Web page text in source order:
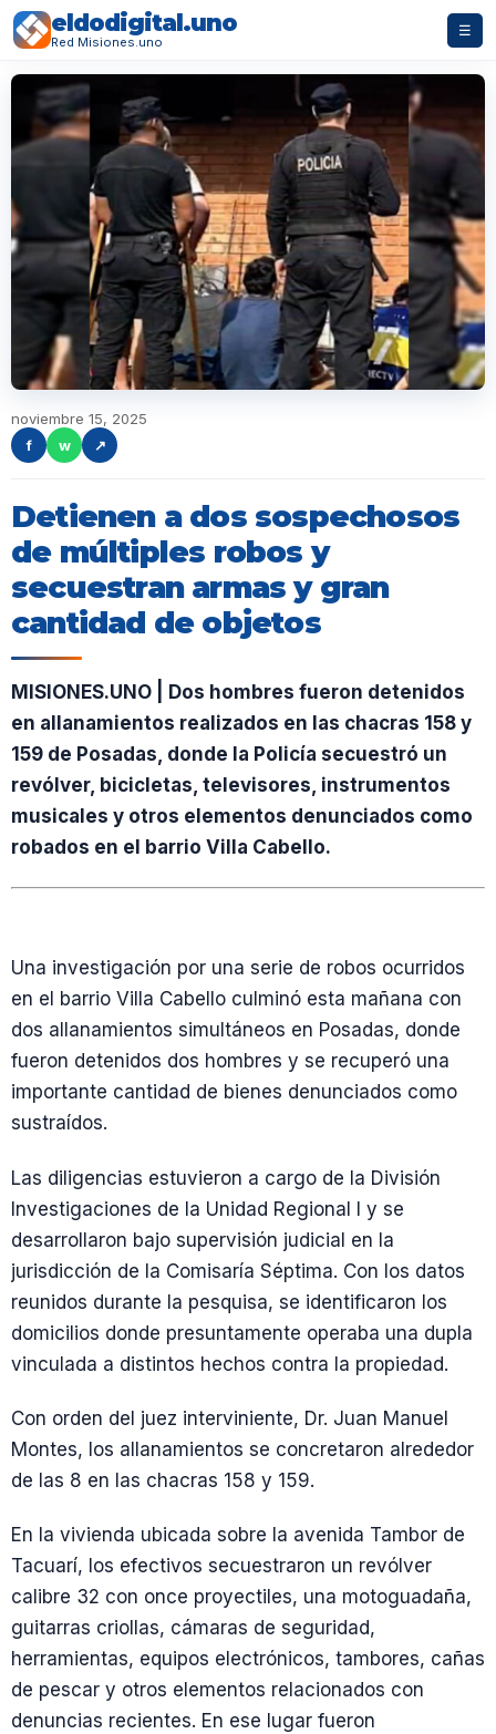
eldodigital.uno
Red Misiones.uno
☰
noviembre 15, 2025
f
w ↗
Detienen a dos sospechosos
de múltiples robos y
secuestran armas y gran
cantidad de objetos
MISIONES.UNO | Dos hombres fueron detenidos
en allanamientos realizados en las chacras 158 y
159 de Posadas, donde la Policía secuestró un
revólver, bicicletas, televisores, instrumentos
musicales y otros elementos denunciados como
robados en el barrio Villa Cabello.
Una investigación por una serie de robos ocurridos
en el barrio Villa Cabello culminó esta mañana con
dos allanamientos simultáneos en Posadas, donde
fueron detenidos dos hombres y se recuperó una
importante cantidad de bienes denunciados como
sustraídos.
Las diligencias estuvieron a cargo de la División
Investigaciones de la Unidad Regional I y se
desarrollaron bajo supervisión judicial en la
jurisdicción de la Comisaría Séptima. Con los datos
reunidos durante la pesquisa, se identificaron los
domicilios donde presuntamente operaba una dupla
vinculada a distintos hechos contra la propiedad.
Con orden del juez interviniente, Dr. Juan Manuel
Montes, los allanamientos se concretaron alrededor
de las 8 en las chacras 158 y 159.
En la vivienda ubicada sobre la avenida Tambor de
Tacuarí, los efectivos secuestraron un revólver
calibre 32 con once proyectiles, una motoguadaña,
guitarras criollas, cámaras de seguridad,
herramientas, equipos electrónicos, tambores, cañas
de pescar y otros elementos relacionados con
denuncias recientes. En ese lugar fueron